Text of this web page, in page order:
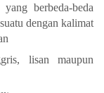
berbeda-beda
dengan kalimat
lisan maupun